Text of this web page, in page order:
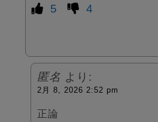
5 4
匿名 より:
2月 8, 2026 2:52 pm
正論